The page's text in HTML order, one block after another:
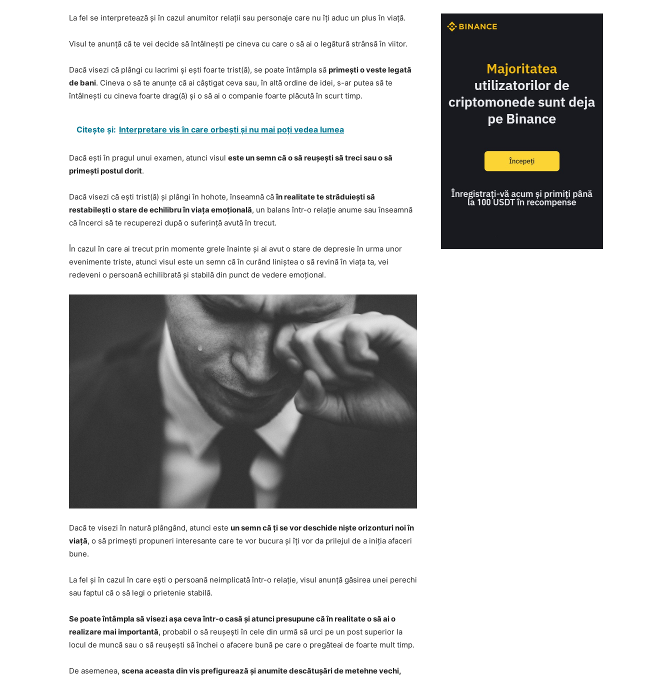
La fel se interpretează și în cazul anumitor relații sau personaje care nu îți aduc un plus în viață.
Visul te anunță că te vei decide să întâlnești pe cineva cu care o să ai o legătură strânsă în viitor.
Dacă visezi că plângi cu lacrimi și ești foarte trist(ă), se poate întâmpla să primești o veste legată
de bani. Cineva o să te anunțe că ai câștigat ceva sau, în altă ordine de idei, s-ar putea să te
întâlnești cu cineva foarte drag(ă) și o să ai o companie foarte plăcută în scurt timp.
Citește și: Interpretare vis în care orbești și nu mai poți vedea lumea
Dacă ești în pragul unui examen, atunci visul este un semn că o să reușești să treci sau o să
primești postul dorit.
Dacă visezi că ești trist(ă) și plângi în hohote, înseamnă căîn realitate te străduiești să
restabilești o stare de echilibru în viața emoțională, un balans într-o relație anume sau înseamnă
că încerci să te recuperezi după o suferință avută în trecut.
În cazul în care ai trecut prin momente grele înainte și ai avut o stare de depresie în urma unor
evenimente triste, atunci visul este un semn că în curând liniștea o să revină în viața ta, vei
redeveni o persoană echilibrată și stabilă din punct de vedere emoțional.
Dacă te visezi în natură plângând, atunci este un semn că ți se vor deschide niște orizonturi noi în
viață, o să primești propuneri interesante care te vor bucura și îți vor da prilejul de a iniția afaceri
bune.
La fel și în cazul în care ești o persoană neimplicată într-o relație, visul anunță găsirea unei perechi
sau faptul că o să legi o prietenie stabilă.
Se poate întâmpla să visezi așa ceva într-o casă și atunci presupune că în realitate o să ai o
realizare mai importantă, probabil o să reușești în cele din urmă să urci pe un post superior la
locul de muncă sau o să reușești să închei o afacere bună pe care o pregăteai de foarte mult timp.
De asemenea, scena aceasta din vis prefigurează și anumite descătușări de metehne vechi,